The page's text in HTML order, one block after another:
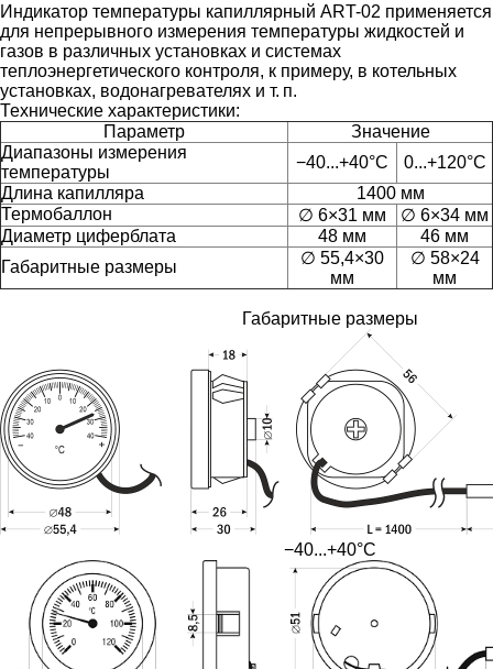
Индикатор температуры капиллярный ART-02 применяется
для непрерывного измерения температуры жидкостей и
газов в различных установках и системах
теплоэнергетического контроля, к примеру, в котельных
установках, водонагревателях и т. п.
Технические характеристики:
Параметр
Значение
Диапазоны измерения
температуры
−40...+40°С
0...+120°С
Длина капилляра
1400 мм
Термобаллон
∅ 6×31 мм
∅ 6×34 мм
Диаметр циферблата
48 мм
46 мм
Габаритные размеры
∅ 55,4×30
мм
∅ 58×24
мм
Габаритные размеры
−40...+40°С